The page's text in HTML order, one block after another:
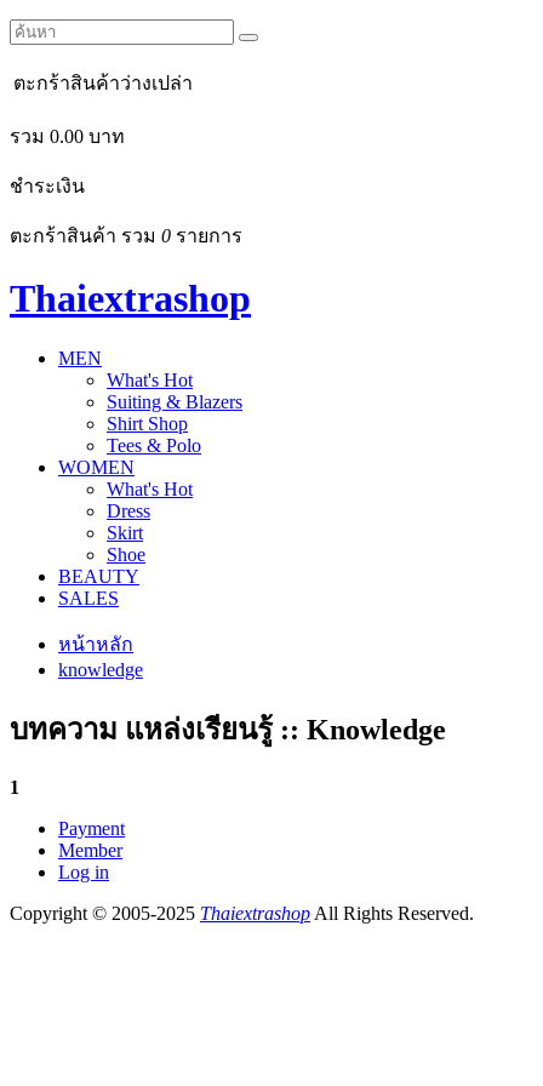
ตะกร้าสินค้าว่างเปล่า
รวม 0.00 บาท
ชำระเงิน
ตะกร้าสินค้า รวม 0 รายการ
Thaiextrashop
MEN
What's Hot
Suiting & Blazers
Shirt Shop
Tees & Polo
WOMEN
What's Hot
Dress
Skirt
Shoe
BEAUTY
SALES
หน้าหลัก
knowledge
บทความ แหล่งเรียนรู้ :: Knowledge
1
Payment
Member
Log in
Copyright © 2005-2025 Thaiextrashop All Rights Reserved.